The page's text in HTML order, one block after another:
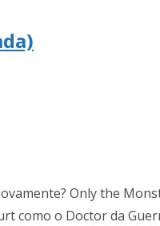
Only the
o Doctor da